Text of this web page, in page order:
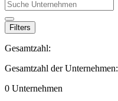
Filters
Gesamtzahl:
Gesamtzahl der Unternehmen:
0 Unternehmen